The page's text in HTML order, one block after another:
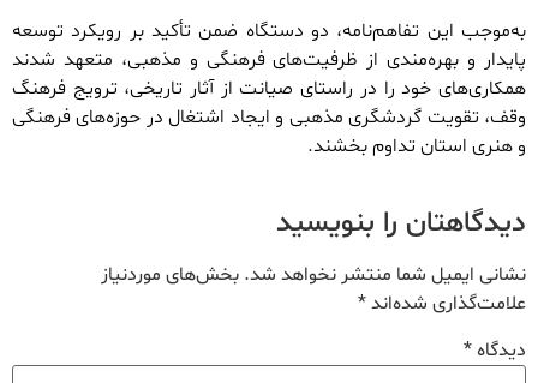
به‌موجب این تفاهم‌نامه، دو دستگاه ضمن تأکید بر رویکرد توسعه
پایدار و بهره‌مندی از ظرفیت‌های فرهنگی و مذهبی، متعهد شدند
همکاری‌های خود را در راستای صیانت از آثار تاریخی، ترویج فرهنگ
وقف، تقویت گردشگری مذهبی و ایجاد اشتغال در حوزه‌های فرهنگی
و هنری استان تداوم بخشند.
دیدگاهتان را بنویسید
نشانی ایمیل شما منتشر نخواهد شد. بخش‌های موردنیاز
علامت‌گذاری شده‌اند*
دیدگاه*